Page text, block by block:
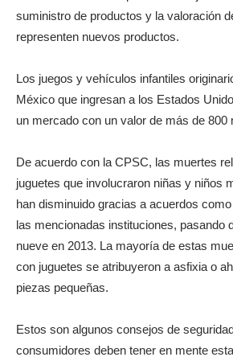
suministro de productos y la valoración
representen nuevos productos.
Los juegos y vehículos infantiles
México que ingresan a los Estados
un mercado con un valor de más de 800
De acuerdo con la CPSC, las muertes
juguetes que involucraron niñas y niños
han disminuido gracias a acuerdos
las mencionadas instituciones, pasando
nueve en 2013. La mayoría de estas
con juguetes se atribuyeron a asfixia o
piezas pequeñas.
Estos son algunos consejos de
consumidores deben tener en mente